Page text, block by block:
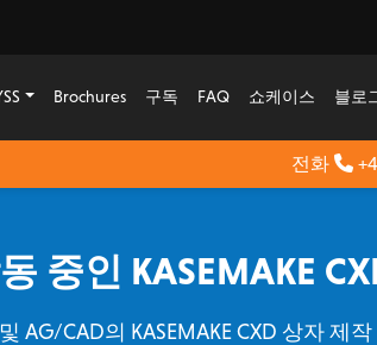
Brochures 구독 FAQ 쇼케이스 블로
전화
중인 KASEMAKE
AG/CAD의 KASEMAKE CXD 상자